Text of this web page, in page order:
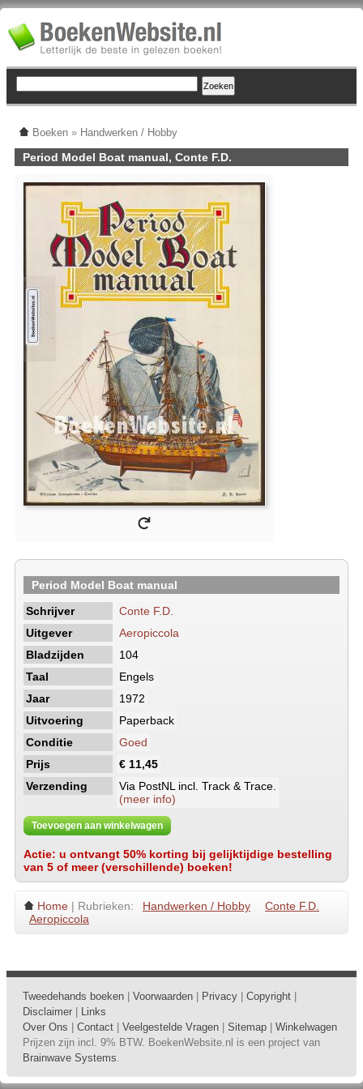
Boeken » Handwerken / Hobby
Period Model Boat manual, Conte F.D.
Period Model Boat manual
Schrijver
Conte F.D.
Uitgever
Aeropiccola
Bladzijden
104
Taal
Engels
Jaar
1972
Uitvoering
Paperback
Conditie
Goed
Prijs
€ 11,45
Verzending
Via PostNL incl. Track & Trace.
(meer info)
Toevoegen aan winkelwagen
Actie: u ontvangt 50% korting bij gelijktijdige bestelling
van 5 of meer (verschillende) boeken!
Home | Rubrieken: Handwerken / Hobby
Conte F.D.
Aeropiccola
Tweedehands boeken Voorwaarden Privacy Copyright
Disclaimer
Links
Over Ons
Contact Veelgestelde Vragen Sitemap
Winkelwagen
Prijzen zijn incl. 9% BTW. BoekenWebsite.nl is een project van
Brainwave Systems.